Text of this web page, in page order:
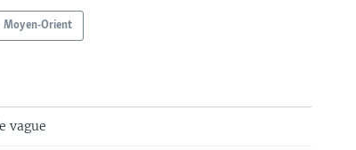
Moyen-Orient
vague